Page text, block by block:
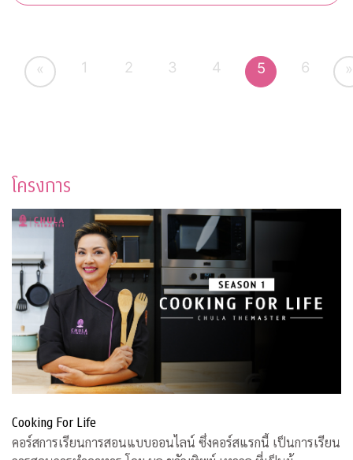
« 1 2 3 4 5 6 »
โครงการ
Cooking For Life
คอร์สการเรียนการสอนแบบออนไลน์ ซึ่งคอร์สแรกนี้ เป็นการเรียน